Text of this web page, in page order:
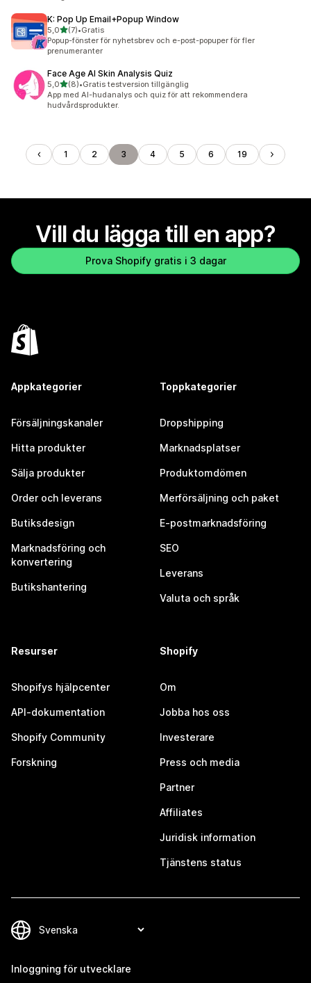
K: Pop Up Email+Popup Window
5,0av 5 stjärnor
(7)
7 recensioner totalt
•Gratis
Popup-fönster för nyhetsbrev och e-post-popuper för fler
prenumeranter
Face Age AI Skin Analysis Quiz
5,0av 5 stjärnor
(8)
8 recensioner totalt
•Gratis testversion tillgänglig
App med AI-hudanalys och quiz för att rekommendera
hudvårdsprodukter.
1 2 3 4 5 6 19
Vill du lägga till en app?
Prova Shopify gratis i 3 dagar
Appkategorier
Försäljningskanaler
Hitta produkter
Sälja produkter
Order och leverans
Butiksdesign
Marknadsföring och
konvertering
Butikshantering
Toppkategorier
Dropshipping
Marknadsplatser
Produktomdömen
Merförsäljning och paket
E-postmarknadsföring
SEO
Leverans
Valuta och språk
Resurser
Shopifys hjälpcenter
API-dokumentation
Shopify Community
Forskning
Shopify
Om
Jobba hos oss
Investerare
Press och media
Partner
Affiliates
Juridisk information
Tjänstens status
Inloggning för utvecklare